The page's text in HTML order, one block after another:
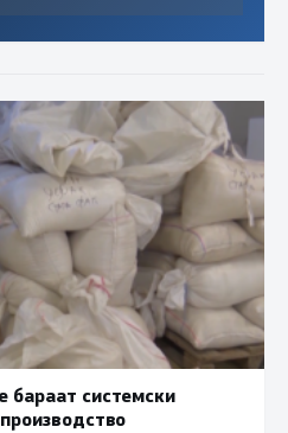
бараат системски